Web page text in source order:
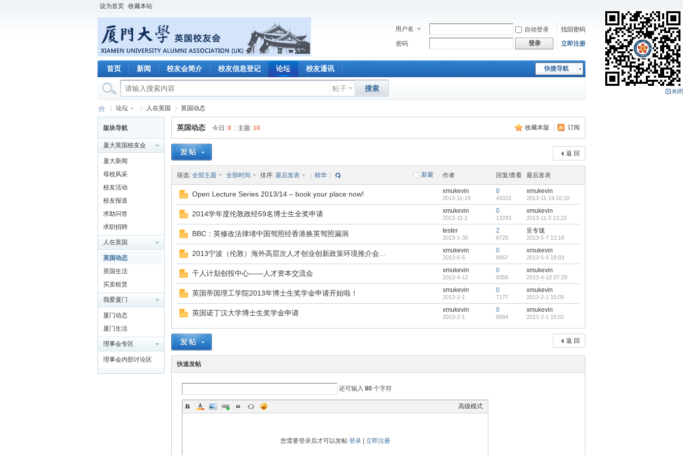
设为首页 收藏本站
用户名 自动登录
找回密码
密码
登录 立即注册
快捷导航
首页 新闻 校友会简介 校友信息登记 论坛 校友通讯
帖子 搜索
厦 »
论坛
›
人在英国 英国动态
版块导航
厦大英国校友会
厦大新闻
母校风采
校友活动
校友报道
求助问答
求职招聘
人在英国
英国动态
英国生活
买卖租赁
我爱厦门
厦门动态
厦门生活
理事会专区
理事会内部讨论区
收藏本版 订阅
英国动态 今日: 0 主题: 10
返 回
新窗
筛选: 全部主题 全部时间 排序: 最后发表 精华 作者 回复/查看 最后发表
Open Lecture Series 2013/14 – book your place now! xmukevin
2013-11-19
0
43315
xmukevin
2013-11-19 10:32
2014学年度伦敦政经59名博士生全奖申请 xmukevin
2013-11-2
0
13293
xmukevin
2013-11-2 13:23
BBC：英修改法律堵中国驾照经香港换英驾照漏洞 tester
2013-1-30
2
8725
呈专珑
2013-5-7 13:18
2013宁波（伦敦）海外高层次人才创业创新政策环境推介会... xmukevin
2013-5-5
0
9057
xmukevin
2013-5-5 19:03
千人计划创投中心——人才资本交流会 xmukevin
2013-4-12
0
8356
xmukevin
2013-4-12 07:29
英国帝国理工学院2013年博士生奖学金申请开始啦！ xmukevin
2013-2-1
0
7177
xmukevin
2013-2-1 15:05
英国诺丁汉大学博士生奖学金申请 xmukevin
2013-2-1
0
6584
xmukevin
2013-2-1 15:02
返 回
快速发帖
还可输入 80 个字符
高级模式
您需要登录后才可以发帖 登录| 立即注册